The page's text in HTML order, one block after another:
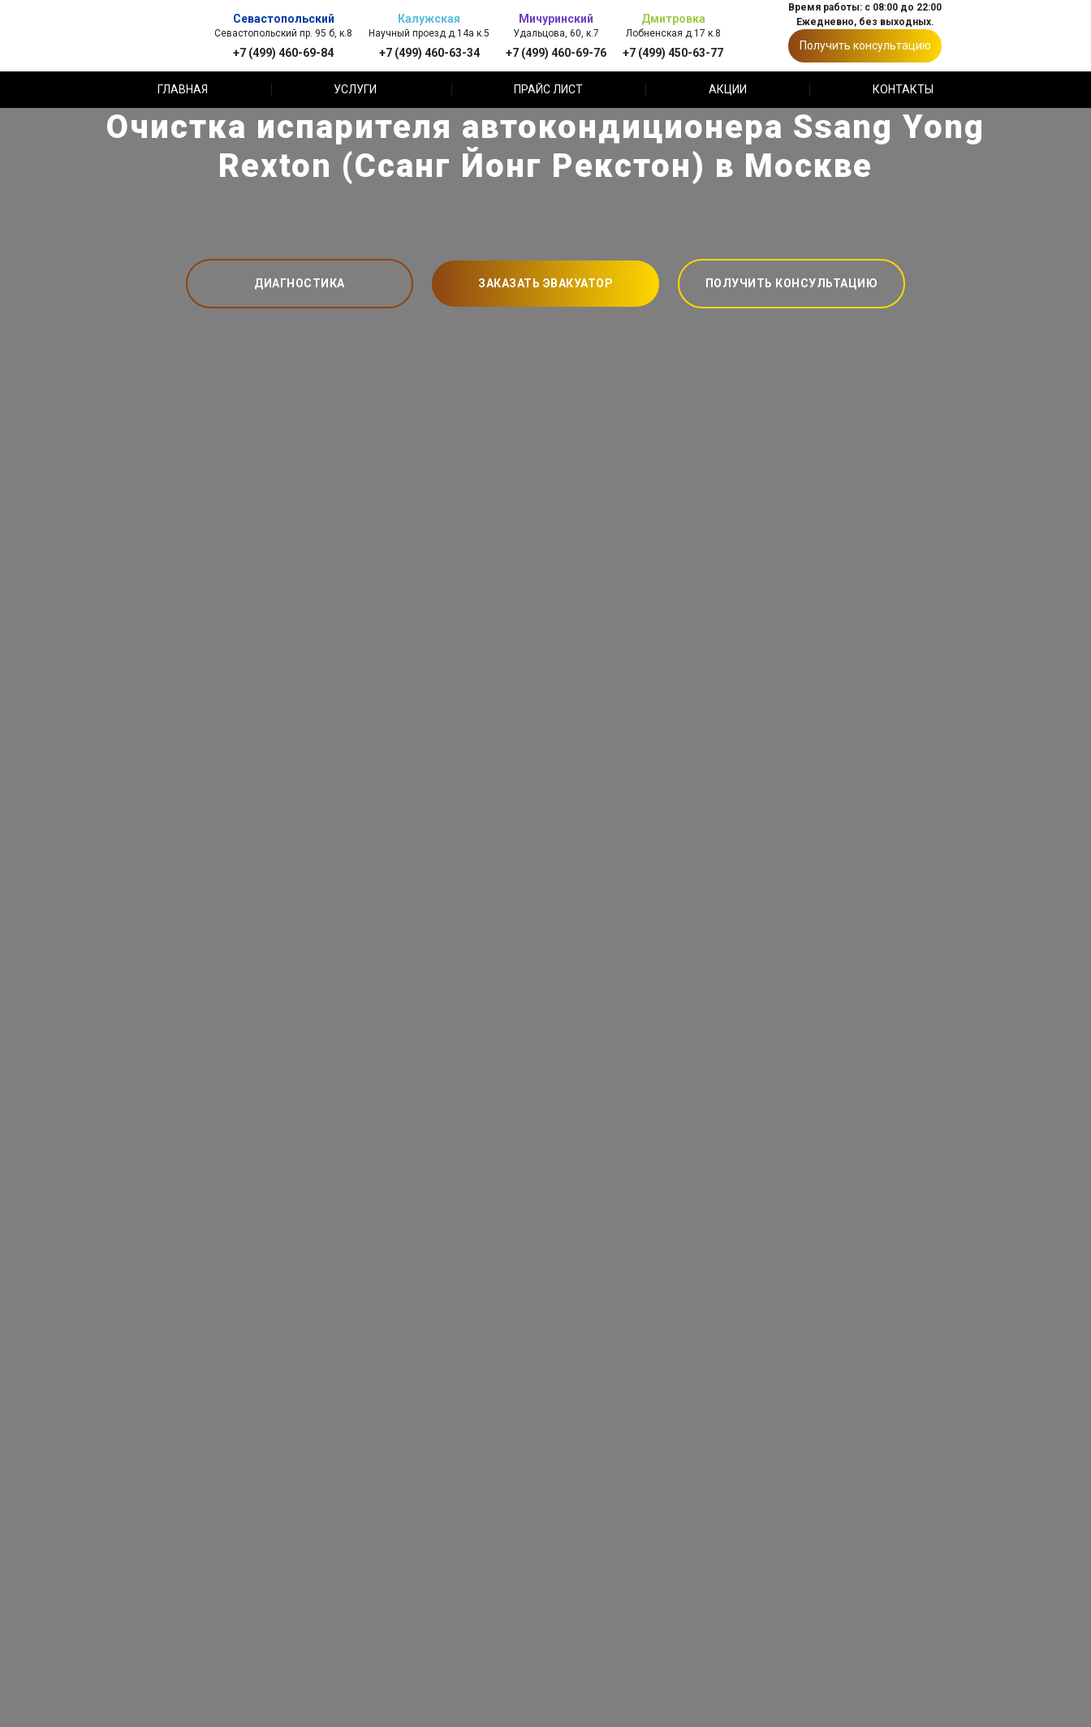
Севастопольский
Севастопольский пр. 95 б, к.8
+7 (499) 460-69-84
Калужская
Научный проезд д.14а к.5
+7 (499) 460-63-34
Мичуринский
Удальцова, 60, к.7
+7 (499) 460-69-76
Дмитровка
Лобненская д.17 к.8
+7 (499) 450-63-77
Время работы: с 08:00 до 22:00
Ежедневно, без выходных.
Получить консультацию
ГЛАВНАЯ УСЛУГИ ПРАЙС ЛИСТ АКЦИИ КОНТАКТЫ
Очистка испарителя автокондиционера Ssang Yong
Rexton (Ссанг Йонг Рекстон) в Москве
ДИАГНОСТИКА ЗАКАЗАТЬ ЭВАКУАТОР ПОЛУЧИТЬ КОНСУЛЬТАЦИЮ